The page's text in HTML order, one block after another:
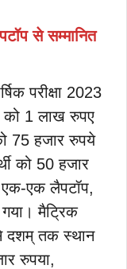
से सम्मानित
परीक्षा 2023
को 1 लाख रुपए
को 75 हजार रुपये
को 50 हजार
एक-एक लैपटॉप,
मैट्रिक
से दशम् तक स्थान
रुपया,